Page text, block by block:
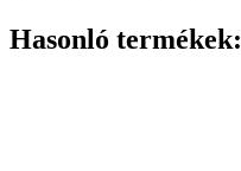
Hasonló termékek: